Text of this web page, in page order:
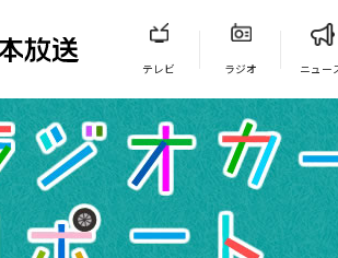
テレビ ラジオ ニュー